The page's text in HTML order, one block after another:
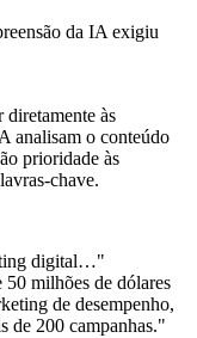
da IA exigiu
diretamente às
analisam o conteúdo
prioridade às
chave.
digital…"
milhões de dólares
de desempenho,
de 200 campanhas."